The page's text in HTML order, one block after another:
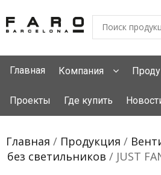
Главная Компания
Проекты Где купить
Главная / Продукция /
без светильников / JUST